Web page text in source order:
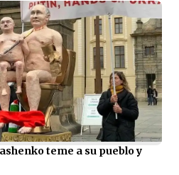
teme a su pueblo y